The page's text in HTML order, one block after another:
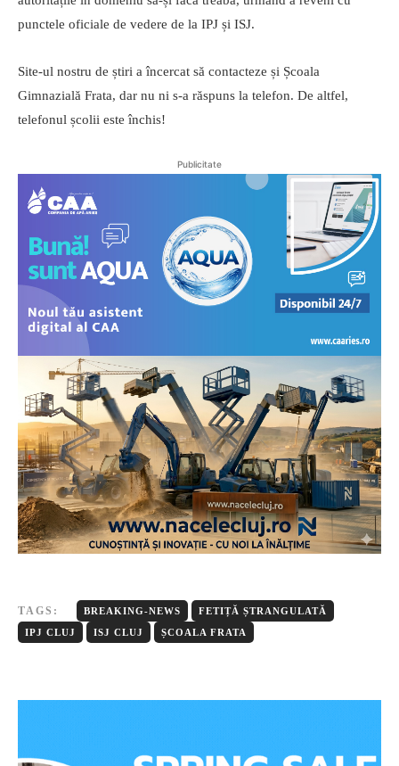
punctele oficiale de vedere de la IPJ și ISJ.
Site-ul nostru de știri a încercat să contacteze și Școala
Gimnazială Frata, dar nu ni s-a răspuns la telefon. De altfel,
telefonul școlii este închis!
Publicitate
TAGS: BREAKING-NEWS
FETIȚĂ ȘTRANGULATĂ
IPJ CLUJ
ISJ CLUJ ȘCOALA FRATA